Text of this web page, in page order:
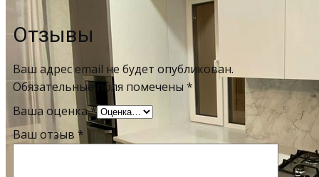
Отзывы
Ваш адрес email не будет опубликован.
Обязательные поля помечены *
Ваша оценка*
Ваш отзыв *